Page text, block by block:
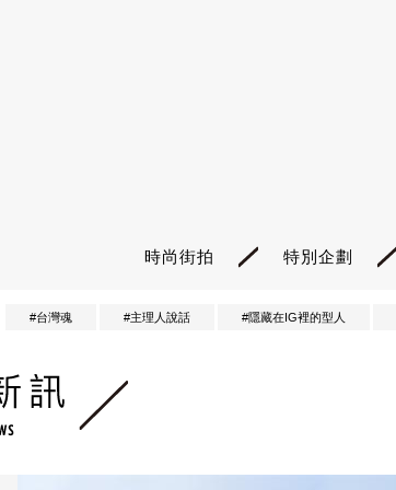
時尚街拍 特別企劃
#台灣魂 #主理人說話 #隱藏在IG裡的型人